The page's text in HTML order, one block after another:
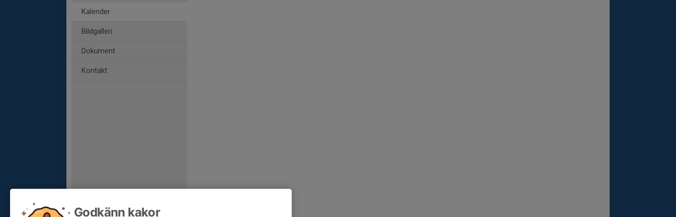
Kalender
Bildgalleri
Dokument
Kontakt
Godkänn kakor